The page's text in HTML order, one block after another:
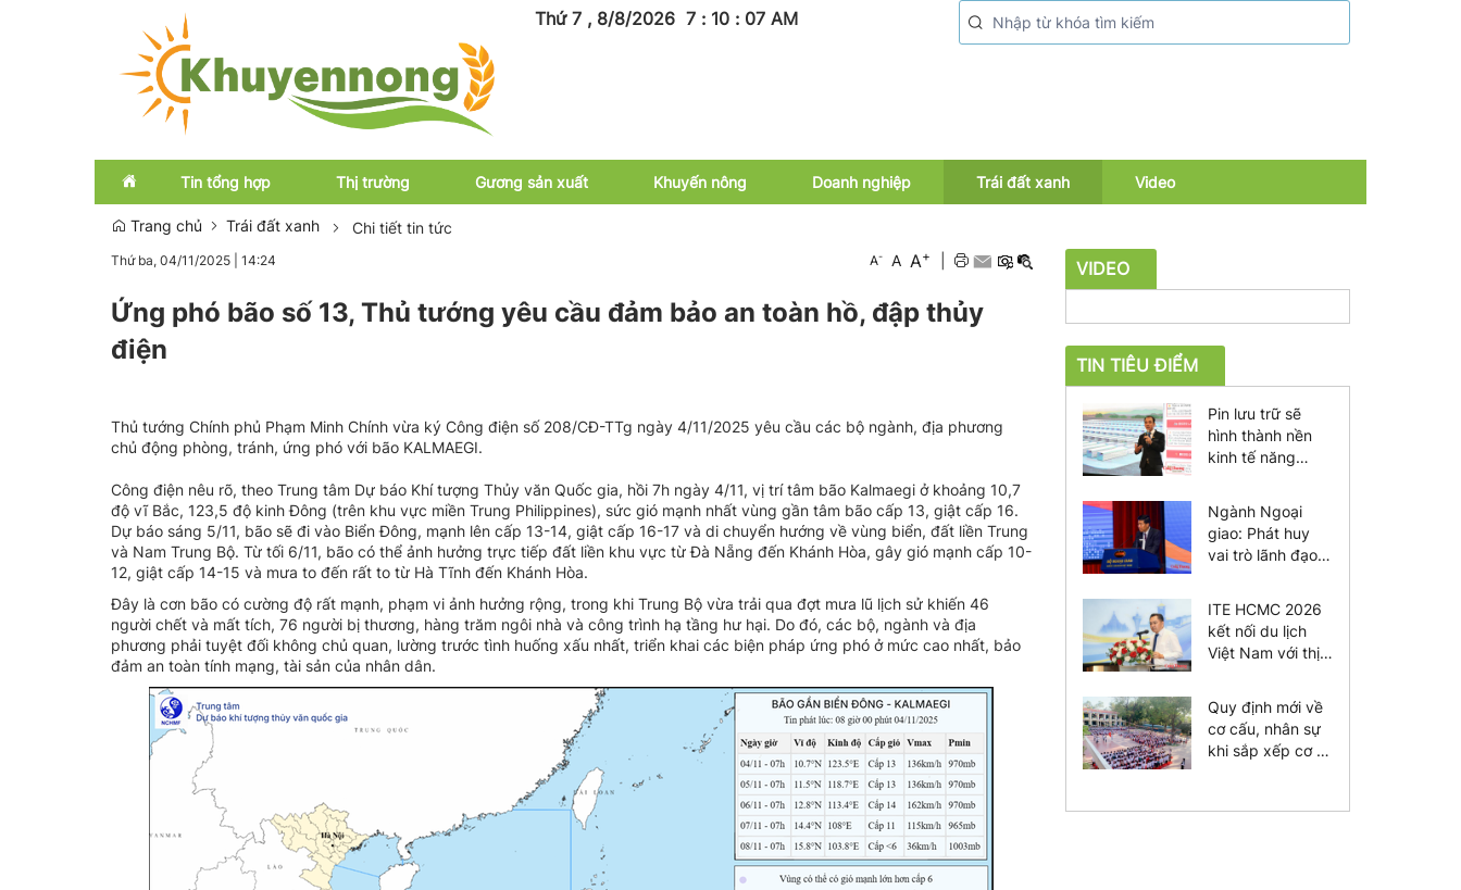
Thứ 7 , 8/8/2026 7 : 10 : 08 AM
Tin tổng hợp
OCOP
Thị trường
Quốc tế
Gương sản xuất Khuyến nông Doanh nghiệp Trái đất xanh Video
Trang chủ Trái đất xanh Chi tiết tin tức
Thứ ba, 04/11/2025 14:24 A- A A+
Ứng phó bão số 13, Thủ tướng yêu cầu đảm bảo an toàn hồ, đập thủy
điện
Thủ tướng Chính phủ Phạm Minh Chính vừa ký Công điện số 208/CĐ-TTg ngày 4/11/2025 yêu cầu các bộ ngành, địa phương
chủ động phòng, tránh, ứng phó với bão KALMAEGI.
Công điện nêu rõ, theo Trung tâm Dự báo Khí tượng Thủy văn Quốc gia, hồi 7h ngày 4/11, vị trí tâm bão Kalmaegi ở khoảng 10,7
độ vĩ Bắc, 123,5 độ kinh Đông (trên khu vực miền Trung Philippines), sức gió mạnh nhất vùng gần tâm bão cấp 13, giật cấp 16.
Dự báo sáng 5/11, bão sẽ đi vào Biển Đông, mạnh lên cấp 13-14, giật cấp 16-17 và di chuyển hướng về vùng biển, đất liền Trung
và Nam Trung Bộ. Từ tối 6/11, bão có thể ảnh hưởng trực tiếp đất liền khu vực từ Đà Nẵng đến Khánh Hòa, gây gió mạnh cấp 10-
12, giật cấp 14-15 và mưa to đến rất to từ Hà Tĩnh đến Khánh Hòa.
Đây là cơn bão có cường độ rất mạnh, phạm vi ảnh hưởng rộng, trong khi Trung Bộ vừa trải qua đợt mưa lũ lịch sử khiến 46
người chết và mất tích, 76 người bị thương, hàng trăm ngôi nhà và công trình hạ tầng hư hại. Do đó, các bộ, ngành và địa
phương phải tuyệt đối không chủ quan, lường trước tình huống xấu nhất, triển khai các biện pháp ứng phó ở mức cao nhất, bảo
đảm an toàn tính mạng, tài sản của nhân dân.
VIDEO
TIN TIÊU ĐIỂM
Pin lưu trữ sẽ
hình thành nền
kinh tế năng
Ngành Ngoại
giao: Phát huy
vai trò lãnh đạo
ITE HCMC 2026
kết nối du lịch
Việt Nam với thị
Quy định mới về
cơ cấu, nhân sự
khi sắp xếp cơ sở